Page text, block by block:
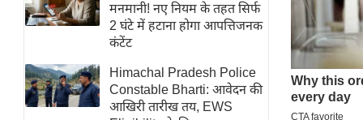
रिलेशनशिप
राजनीति
विश्लेषण
समसामयिक
मातृभूमि
मनमानी! नए नियम के तहत सिर्फ
2 घंटे में हटाना होगा आपत्तिजनक
कंटेंट
Himachal Pradesh Police
Constable Bharti: आवेदन की
आखिरी तारीख तय, EWS